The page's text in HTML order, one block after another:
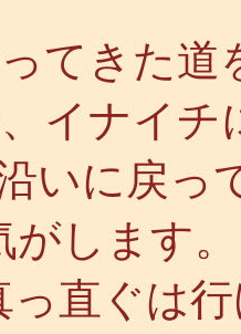
てきた道
イナイチ
いに戻っ
がします
っ直ぐは